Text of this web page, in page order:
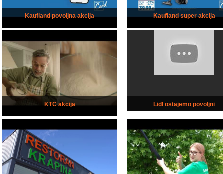
Kaufland povoljna akcija Kaufland super akcija
KTC akcija Lidl ostajemo povoljni